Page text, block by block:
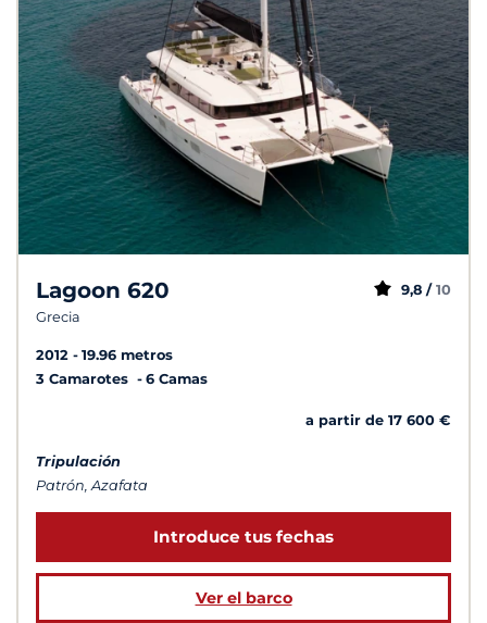
Lagoon 620
Grecia
9,8 / 10
2012
19.96 metros
3 Camarotes
6 Camas
a partir de 17 600 €
Tripulación
Patrón, Azafata
Introduce tus fechas
Ver el barco